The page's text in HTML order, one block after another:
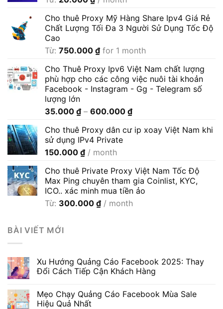
Cho thuê Proxy Mỹ Hàng Share Ipv4 Giá Rẻ
Chất Lượng Tối Đa 3 Người Sử Dụng Tốc Độ
Cao
Từ: 750.000 ₫ for 1 month
Cho Thuê Proxy Ipv6 Việt Nam chất lượng
phù hợp cho các công việc nuôi tài khoản
Facebook - Instagram - Gg - Telegram số
lượng lớn
35.000 ₫ – 600.000 ₫Khoảng
từ
Cho thuê Proxy dân cư ip xoay Việt Nam khi
sử dụng IPv4 Private
150.000 ₫ / month
Cho thuê Private Proxy Việt Nam Tốc Độ
Max Ping chuyên tham gia Coinlist, KYC,
ICO.. xác minh mua tiền ảo
Từ: 300.000 ₫ / month
BÀI VIẾT MỚI
Xu Hướng Quảng Cáo Facebook 2025: Thay
Đổi Cách Tiếp Cận Khách Hàng
Mẹo Chạy Quảng Cáo Facebook Mùa Sale
Hiệu Quả Nhất